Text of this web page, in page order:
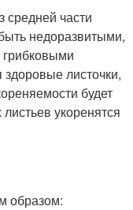
средней части
недоразвитыми,
листочки,
будет
укоренятся
образом: